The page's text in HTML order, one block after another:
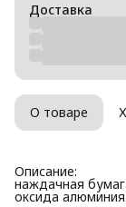
Доставка
О товаре
Описание:
наждачная
оксида алюминия.